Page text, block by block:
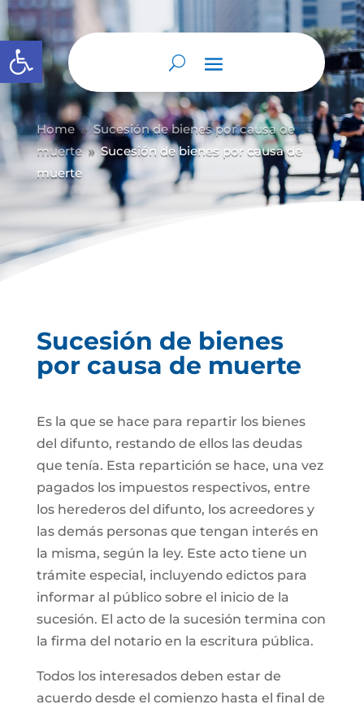
Abrir barra de herramientas
Home 9 Sucesión de bienes por causa de
muerte 9 Sucesión de bienes por causa de
muerte
Sucesión de bienes
por causa de muerte
Es la que se hace para repartir los bienes
del difunto, restando de ellos las deudas
que tenía. Esta repartición se hace, una vez
pagados los impuestos respectivos, entre
los herederos del difunto, los acreedores y
las demás personas que tengan interés en
la misma, según la ley. Este acto tiene un
trámite especial, incluyendo edictos para
informar al público sobre el inicio de la
sucesión. El acto de la sucesión termina con
la firma del notario en la escritura pública.
Todos los interesados deben estar de
acuerdo desde el comienzo hasta el final de